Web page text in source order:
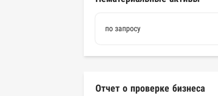
по запросу
Отчет о проверке бизнеса